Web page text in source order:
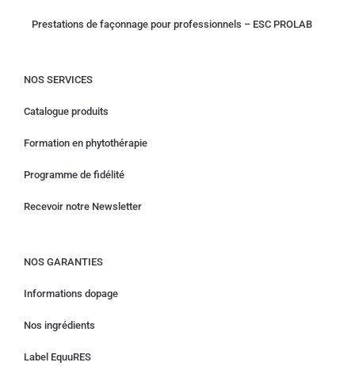
Prestations de façonnage pour professionnels – ESC PROLAB
NOS SERVICES
Catalogue produits
Formation en phytothérapie
Programme de fidélité
Recevoir notre Newsletter
NOS GARANTIES
Informations dopage
Nos ingrédients
Label EquuRES